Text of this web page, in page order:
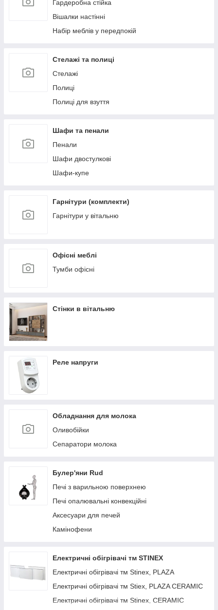
Гардеробна стійка
Вішалки настінні
Набір меблів у передпокій
Стелажі та полиці
Стелажі
Полиці
Полиці для взуття
Шафи та пенали
Пенали
Шафи двостулкові
Шафи-купе
Гарнітури (комплекти)
Гарнітури у вітальню
Офісні меблі
Тумби офісні
Стінки в вітальню
Реле напруги
Обладнання для молока
Оливобійки
Сепаратори молока
Булер'яни Rud
Печі з варильною поверхнею
Печі опалювальні конвекційні
Аксесуари для печей
Камінофени
Електричні обігрівачі тм STINEX
Електричні обігрівачі тм Stinex, PLAZA
Електричні обігрівачі тм Stiex, PLAZA CERAMIC
Електричні обігрівачі тм Stinex, CERAMIC